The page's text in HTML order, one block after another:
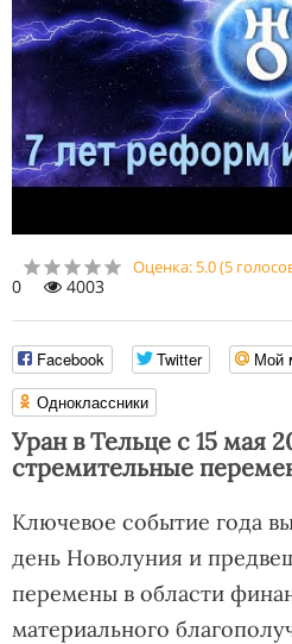
Оценка:5.0(5
0
4003
Facebook Twitter Мой
Одноклассники
Уран в Тельце с 15 мая
стремительные
Ключевое событие года
день Новолуния и
перемены в области
материального